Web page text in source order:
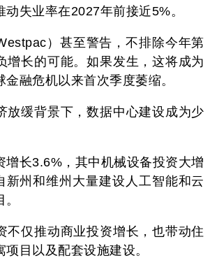
失业率在2027年前接近5%。
）甚至警告，不排除今年第
增长的可能。如果发生，这将成为
融危机以来首次季度萎缩。
放缓背景下，数据中心建设成为少
增长3.6%，其中机械设备投资大增
新州和维州大量建设人工智能和云
不仅推动商业投资增长，也带动住
目以及配套设施建设。